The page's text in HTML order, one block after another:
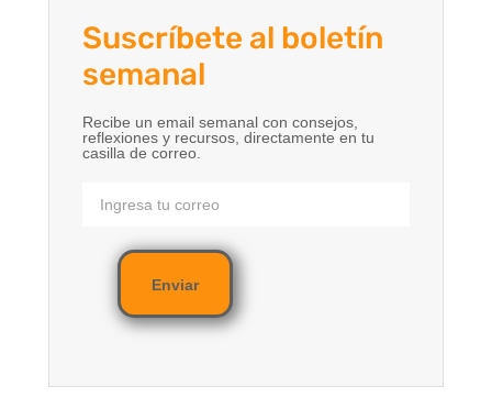
Suscríbete al boletín
semanal
Recibe un email semanal con consejos,
reflexiones y recursos, directamente en tu
casilla de correo.
Enviar